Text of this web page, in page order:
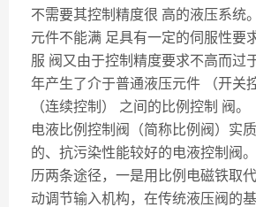
不需要其控制精度很 高的液压系统
元件不能满 足具有一定的伺服性要
服 阀又由于控制精度要求不高而过
年产生了介于普通液压元件 （开关
（连续控制） 之间的比例控制 阀。
电液比例控制阀（简称比例阀）实
的、抗污染性能较好的电液控制阀
历两条途径，一是用比例电磁铁取
动调节输入机构，在传统液压阀的